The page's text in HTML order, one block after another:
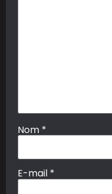
Nom *
E-mail *